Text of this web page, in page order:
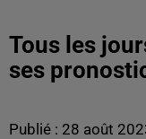
Tous les
ses
Publié : 28 août